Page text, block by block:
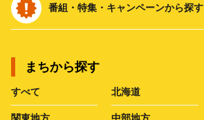
番組・特集・キャンペーンから探す
まちから探す
すべて 北海道